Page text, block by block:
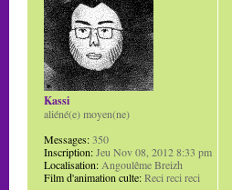
Kassi
aliéné(e) moyen(ne)
Messages:350
Inscription:Jeu Nov 08, 2012 8:33 pm
Localisation: Angoulême Breizh
Film d'animation culte:Reci reci reci